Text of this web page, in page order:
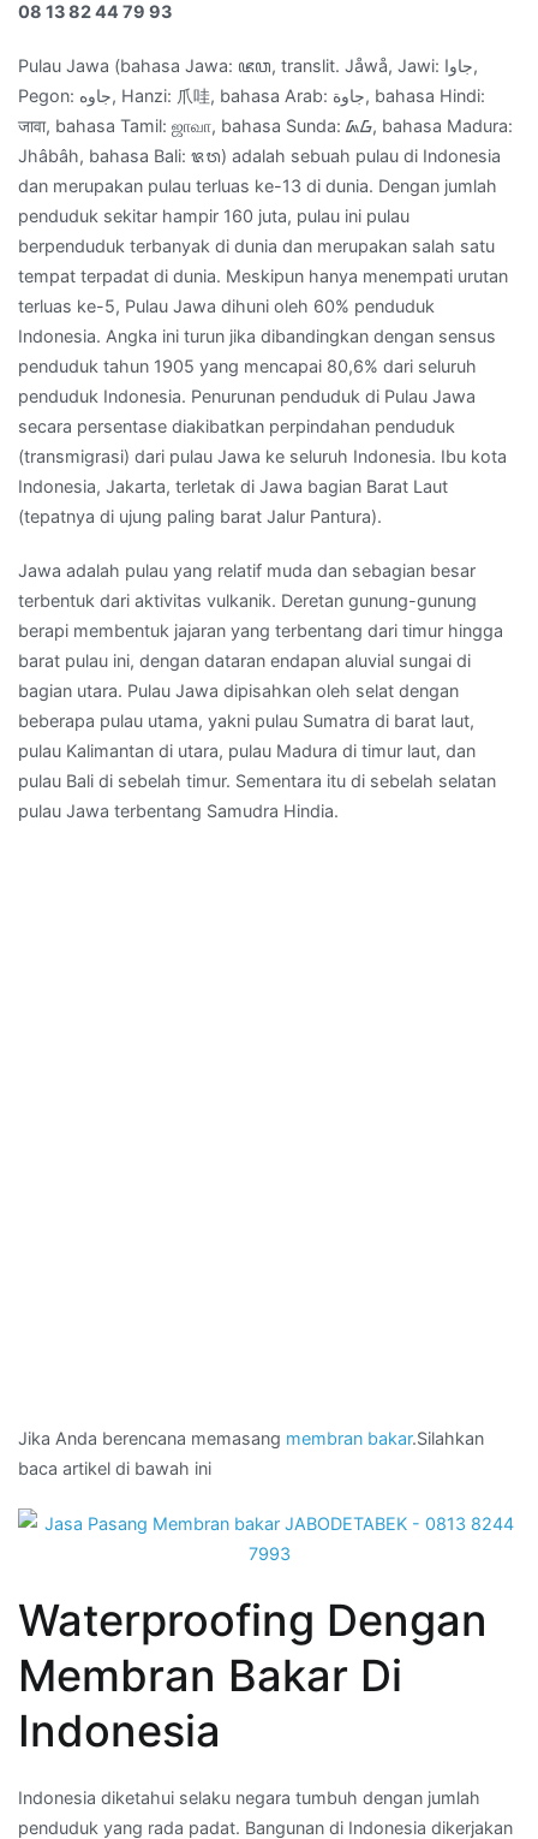
Tinggi,
Tangerang
telepon
:
08
13
82
44
79
93
08 13 82 44 79 93
Pulau Jawa (bahasa Jawa: ꦗꦮ, translit. Jåwå, Jawi: جاوا,
Pegon: جاوه, Hanzi: 爪哇, bahasa Arab: جاوة‎, bahasa Hindi:
जावा, bahasa Tamil: ஜாவா, bahasa Sunda: ᮏᮝ, bahasa Madura:
Jhâbâh, bahasa Bali: ᬚᬯ) adalah sebuah pulau di Indonesia
dan merupakan pulau terluas ke-13 di dunia. Dengan jumlah
penduduk sekitar hampir 160 juta, pulau ini pulau
berpenduduk terbanyak di dunia dan merupakan salah satu
tempat terpadat di dunia. Meskipun hanya menempati urutan
terluas ke-5, Pulau Jawa dihuni oleh 60% penduduk
Indonesia. Angka ini turun jika dibandingkan dengan sensus
penduduk tahun 1905 yang mencapai 80,6% dari seluruh
penduduk Indonesia. Penurunan penduduk di Pulau Jawa
secara persentase diakibatkan perpindahan penduduk
(transmigrasi) dari pulau Jawa ke seluruh Indonesia. Ibu kota
Indonesia, Jakarta, terletak di Jawa bagian Barat Laut
(tepatnya di ujung paling barat Jalur Pantura).
Jawa adalah pulau yang relatif muda dan sebagian besar
terbentuk dari aktivitas vulkanik. Deretan gunung-gunung
berapi membentuk jajaran yang terbentang dari timur hingga
barat pulau ini, dengan dataran endapan aluvial sungai di
bagian utara. Pulau Jawa dipisahkan oleh selat dengan
beberapa pulau utama, yakni pulau Sumatra di barat laut,
pulau Kalimantan di utara, pulau Madura di timur laut, dan
pulau Bali di sebelah timur. Sementara itu di sebelah selatan
pulau Jawa terbentang Samudra Hindia.
Jika Anda berencana memasang membran bakar.Silahkan
baca artikel di bawah ini
Waterproofing Dengan
Membran Bakar Di
Indonesia
Indonesia diketahui selaku negara tumbuh dengan jumlah
penduduk yang rada padat. Bangunan di Indonesia dikerjakan